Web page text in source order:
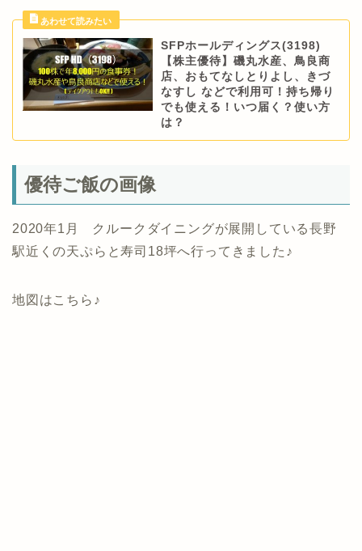
SFPホールディングス(3198)
【株主優待】磯丸水産、鳥良商
店、おもてなしとりよし、きづ
なすし などで利用可！持ち帰り
でも使える！いつ届く？使い方
は？
優待ご飯の画像
2020年1月 クルークダイニングが展開している長野
駅近くの天ぷらと寿司18坪へ行ってきました♪
地図はこちら♪